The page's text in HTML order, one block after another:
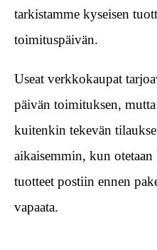
tarkistamme kyseisen
toimituspäivän.
Useat verkkokaupat
päivän toimituksen, mutta
kuitenkin tekevän
aikaisemmin, kun
tuotteet postiin ennen
vapaata.